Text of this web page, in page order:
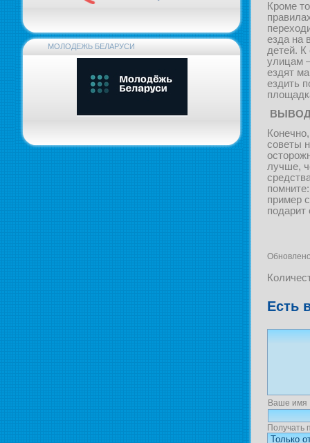
МОЛОДЕЖЬ БЕЛАРУСИ
Кроме
езда на
детей. К
улицам
ездят
ездить
советы
лучше,
пример
подарит
Есть
Ваше имя
Получать